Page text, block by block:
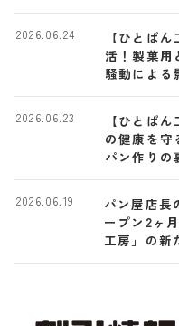
【ひとぱ
活！製菓用
騒動による
2026.06.24
【ひとぱ
の健康を守
パン作りの
2026.06.23
パン屋店長
ープン2ヶ
工房」の新
2026.06.19